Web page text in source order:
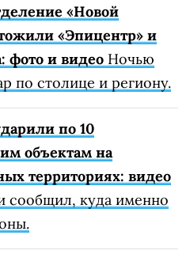
«Новой
«Эпицентр» и
фото и видео Ночью
по столице и региону.
по 10
объектам на
территориях: видео
сообщил, куда именно